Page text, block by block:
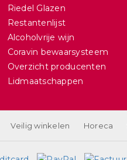
Riedel Glazen
Restantenlijst
Alcoholvrije wijn
Coravin bewaarsysteem
Overzicht producenten
Lidmaatschappen
Veilig winkelen Horeca